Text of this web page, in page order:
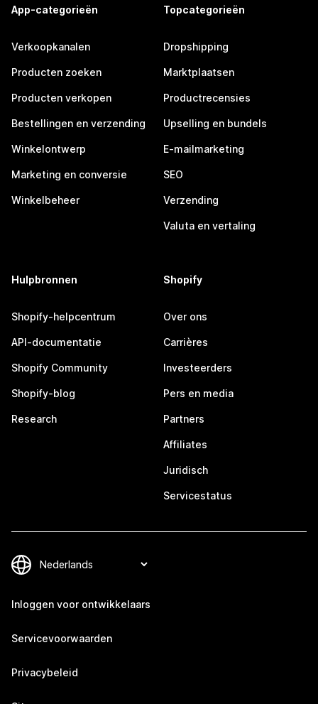
App-categorieën
Verkoopkanalen
Producten zoeken
Producten verkopen
Bestellingen en verzending
Winkelontwerp
Marketing en conversie
Winkelbeheer
Topcategorieën
Dropshipping
Marktplaatsen
Productrecensies
Upselling en bundels
E-mailmarketing
SEO
Verzending
Valuta en vertaling
Hulpbronnen
Shopify-helpcentrum
API-documentatie
Shopify Community
Shopify-blog
Research
Shopify
Over ons
Carrières
Investeerders
Pers en media
Partners
Affiliates
Juridisch
Servicestatus
Inloggen voor ontwikkelaars
Servicevoorwaarden
Privacybeleid